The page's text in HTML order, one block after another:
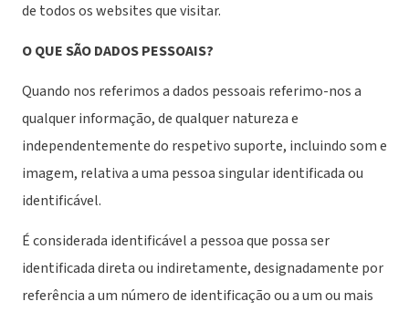
de todos os websites que visitar.
O QUE SÃO DADOS PESSOAIS?
Quando nos referimos a dados pessoais referimo-nos a
qualquer informação, de qualquer natureza e
independentemente do respetivo suporte, incluindo som e
imagem, relativa a uma pessoa singular identificada ou
identificável.
É considerada identificável a pessoa que possa ser
identificada direta ou indiretamente, designadamente por
referência a um número de identificação ou a um ou mais